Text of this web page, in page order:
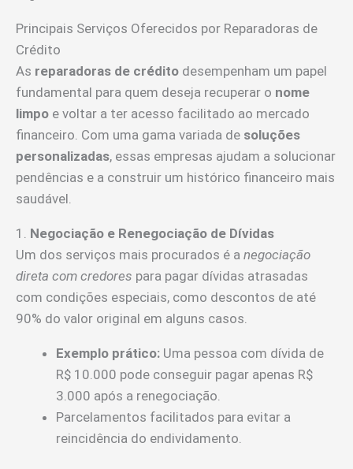
Principais Serviços Oferecidos por Reparadoras de
Crédito
As reparadoras de crédito desempenham um papel
fundamental para quem deseja recuperar o nome
limpo e voltar a ter acesso facilitado ao mercado
financeiro. Com uma gama variada de soluções
personalizadas, essas empresas ajudam a solucionar
pendências e a construir um histórico financeiro mais
saudável.
1. Negociação e Renegociação de Dívidas
Um dos serviços mais procurados é a negociação
direta com credores para pagar dívidas atrasadas
com condições especiais, como descontos de até
90% do valor original em alguns casos.
Exemplo prático: Uma pessoa com dívida de
R$ 10.000 pode conseguir pagar apenas R$
3.000 após a renegociação.
Parcelamentos facilitados para evitar a
reincidência do endividamento.